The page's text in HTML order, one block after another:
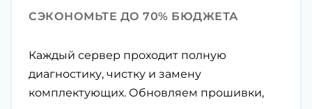
СЭКОНОМЬТЕ ДО 70% БЮДЖЕТА
Каждый сервер проходит полную
диагностику, чистку и замену
комплектующих. Обновляем прошивки,